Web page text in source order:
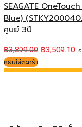
SEAGATE
Blue)
ศูนย์ 3ปี
฿3,899.00 ฿3,509.10
หยิบใส่ตะกร้า